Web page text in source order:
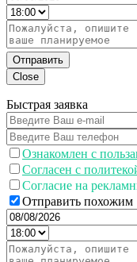
Отправить
Close
Быстрая заявка
Ознакомлен с
Согласен с
Согласие на
Отправить похожим